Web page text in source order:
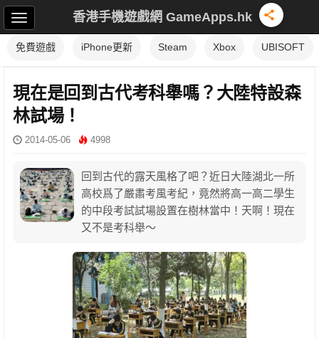
香港手機遊戲網 GameApps.hk
免費遊戲 iPhone更新 Steam Xbox UBISOFT
現在是回到古代考科舉嗎？大陸特設森
林試場！
2014-05-06 4998
回到古代的露天風格了吧？近日大陸湖北一所
高校爲了嚴肅考風考紀，竟然將高一高二學生
的中段考試試場設置在樹林當中！天啊！現在
又不是考科舉～